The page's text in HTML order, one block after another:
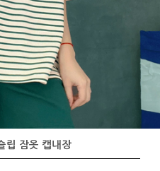
립 잠옷 캡내장